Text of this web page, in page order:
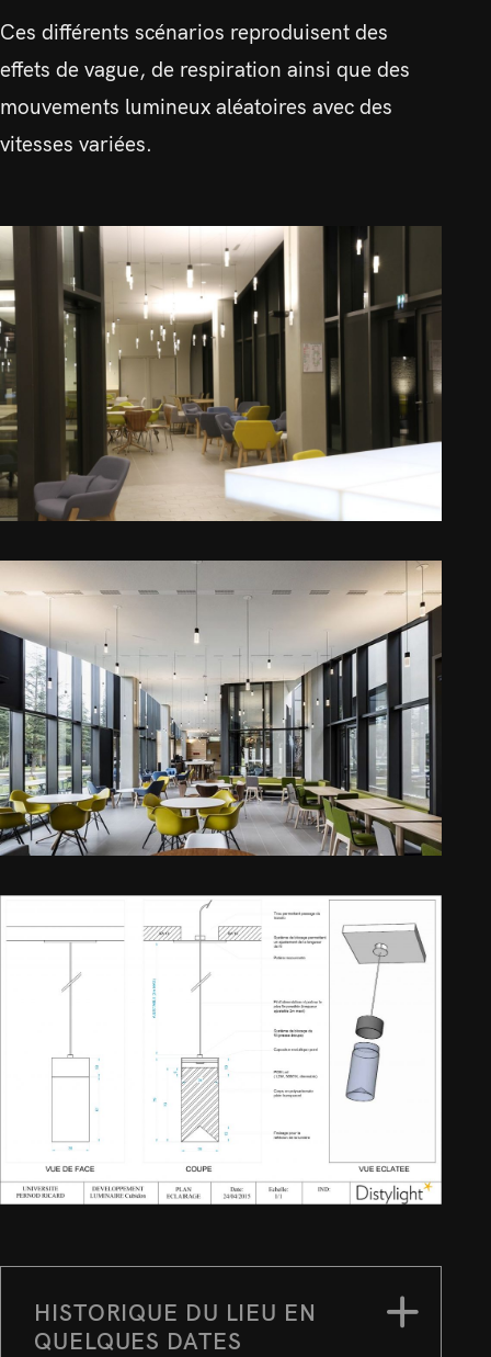
Ces différents scénarios reproduisent des
effets de vague, de respiration ainsi que des
mouvements lumineux aléatoires avec des
vitesses variées.
HISTORIQUE DU LIEU EN
QUELQUES DATES